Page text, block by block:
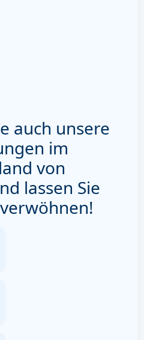
auch unsere
im
von
lassen Sie